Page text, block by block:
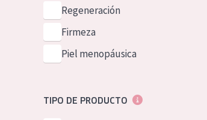
German
Spanish
Greek
Regeneración
Firmeza
Piel menopáusica
TIPO DE PRODUCTO